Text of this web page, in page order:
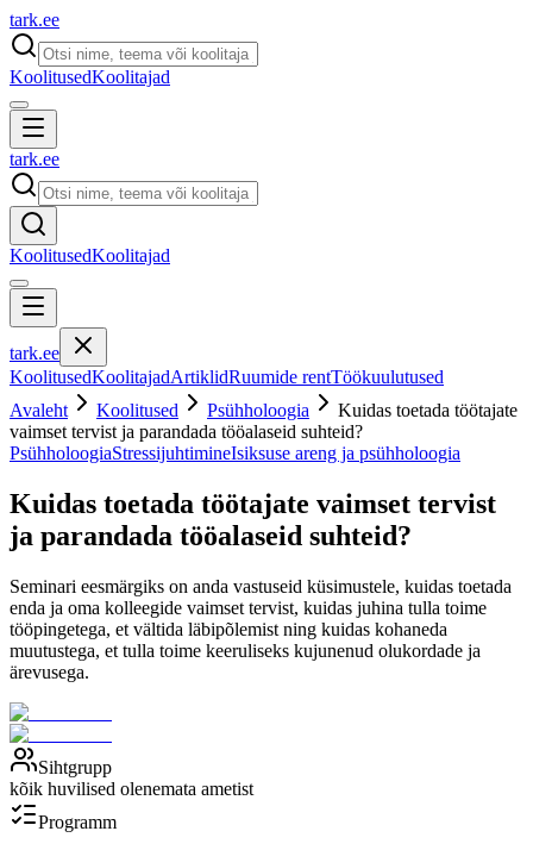
tark.ee
KoolitusedKoolitajad
tark.ee
KoolitusedKoolitajad
tark.ee
KoolitusedKoolitajadArtiklidRuumide rentTöökuulutused
Avaleht
Koolitused Psühholoogia
Kuidas toetada töötajate
vaimset tervist ja parandada tööalaseid suhteid?
PsühholoogiaStressijuhtimineIsiksuse areng ja psühholoogia
Kuidas toetada töötajate vaimset tervist
ja parandada tööalaseid suhteid?
Seminari eesmärgiks on anda vastuseid küsimustele, kuidas toetada
enda ja oma kolleegide vaimset tervist, kuidas juhina tulla toime
tööpingetega, et vältida läbipõlemist ning kuidas kohaneda
muutustega, et tulla toime keeruliseks kujunenud olukordade ja
ärevusega.
Sihtgrupp
kõik huvilised olenemata ametist
Programm